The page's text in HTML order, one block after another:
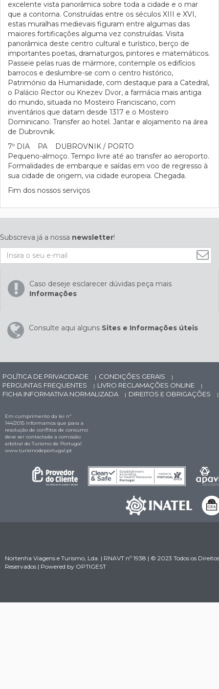
excelente vista panorâmica sobre toda a cidade e o mar
que a contorna. Construídas entre os séculos XIII e XVI,
estas muralhas medievais figuram entre algumas das
maiores fortificações alguma vez construídas. Visita
panorâmica deste centro cultural e turístico, berço de
importantes poetas, dramaturgos, pintores e matemáticos.
Passeie pelas ruas de mármore, contemple os edifícios
barrocos e deslumbre-se com o centro histórico,
Património da Humanidade, com destaque para a Catedral,
o Palácio Rector ou Knezev Dvor, a farmácia mais antiga
do mundo, situada no Mosteiro Franciscano, com
inventários que datam desde 1317 e o Mosteiro
Dominicano. Transfer ao hotel. Jantar e alojamento na área
de Dubrovnik.
7º DIA PA DUBROVNIK / PORTO
Pequeno-almoço. Tempo livre até ao transfer ao aeroporto.
Formalidades de embarque e saídas em voo de regresso à
sua cidade de origem, via cidade europeia. Chegada.
Fim dos nossos serviços
Subscreva já a nossa newsletter!
Caso deseje esclarecer dúvidas peça mais
Informações
Consulte aqui alguns Sites e Informações úteis
POLÍTICA DE PRIVACIDADE | CONDIÇÕES GERAIS |
PERGUNTAS FREQUENTES | LIVRO RECLAMAÇÕES ONLINE |
FICHA INFORMATIVA NORMALIZADA | DIREITOS E OBRIGAÇÕES |
Em cumprimento da lei nº
144/2015 informamos que para a
resolução de conflitos de consumo
deve ser contactada a comissão
arbitral do Turismo de Portugal
www.turismodeportugal.pt
Nortenha Viagens e Turismo, Lda. | RNAVT nº 1938 | © 2023 Todos os Direitos
Reservados | Powered by OPTIGEST